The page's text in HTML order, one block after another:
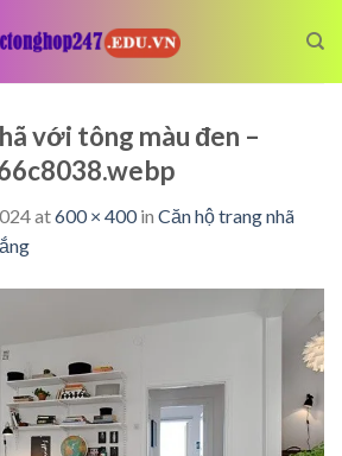
với tông màu đen –
at600 × 400in Căn hộ trang nhã